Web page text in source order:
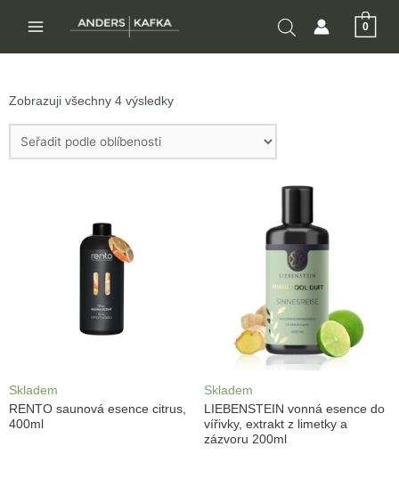
obsah
0
Zobrazuji všechny 4 výsledky
Skladem
RENTO saunová esence citrus,
400ml
Skladem
LIEBENSTEIN vonná esence do
vířivky, extrakt z limetky a
zázvoru 200ml